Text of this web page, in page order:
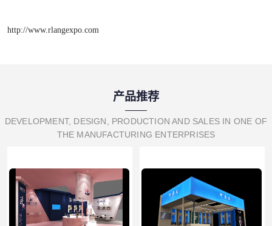
http://www.rlangexpo.com
产品推荐
DEVELOPMENT, DESIGN, PRODUCTION AND SALES IN ONE OF
THE MANUFACTURING ENTERPRISES